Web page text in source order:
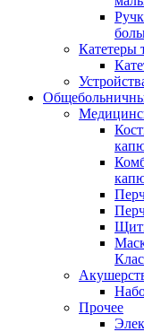
Катетеры
Прочее